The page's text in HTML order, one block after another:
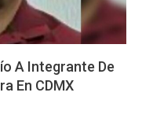
A Integrante De
En CDMX